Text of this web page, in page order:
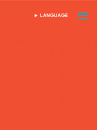
เลือกภาษา
LANGUAGE